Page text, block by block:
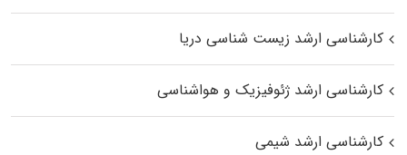
کارشناسی ارشد زیست‌ شناسی دریا
کارشناسی ارشد ژئوفیزیک و هواشناسی
کارشناسی ارشد شیمی